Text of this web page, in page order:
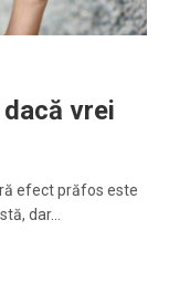
vrei
efect prăfos este
dar…